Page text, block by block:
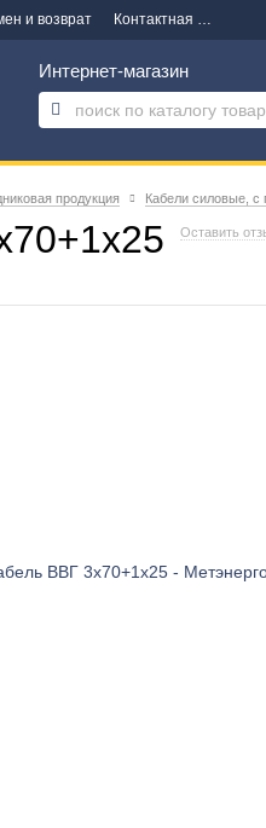
и возврат Контактная информация
Интернет-магазин
продукция Кабели силовые, с
Оставить